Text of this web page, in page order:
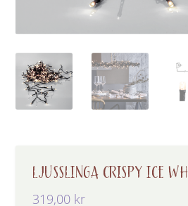
LJUSSLINGA CRISPY ICE
319,00 kr